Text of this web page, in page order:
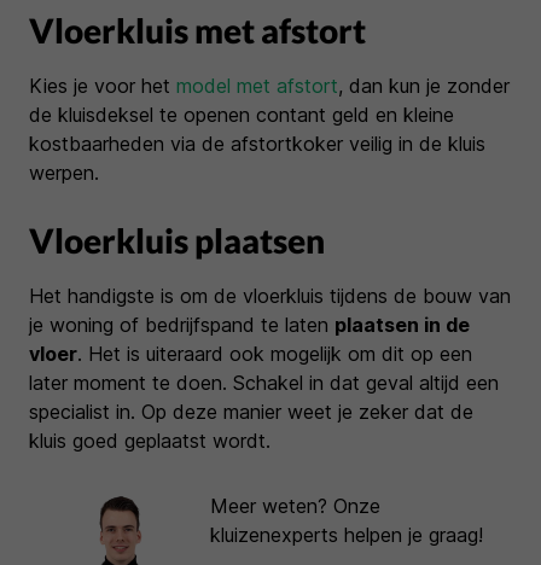
Vloerkluis met afstort
Kies je voor het model met afstort, dan kun je zonder
de kluisdeksel te openen contant geld en kleine
kostbaarheden via de afstortkoker veilig in de kluis
werpen.
Vloerkluis plaatsen
Het handigste is om de vloerkluis tijdens de bouw van
je woning of bedrijfspand te laten plaatsen in de
vloer. Het is uiteraard ook mogelijk om dit op een
later moment te doen. Schakel in dat geval altijd een
specialist in. Op deze manier weet je zeker dat de
kluis goed geplaatst wordt.
Meer weten? Onze
kluizenexperts helpen je graag!